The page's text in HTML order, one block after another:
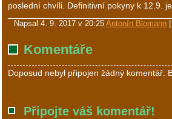
poslední chvíli. Definitivní pokyny k 12.9.
Napsal 4. 9. 2017 v 20:25 Antonín Blomann
Komentáře
Doposud nebyl připojen žádný komentář.
Připojte váš komentář!